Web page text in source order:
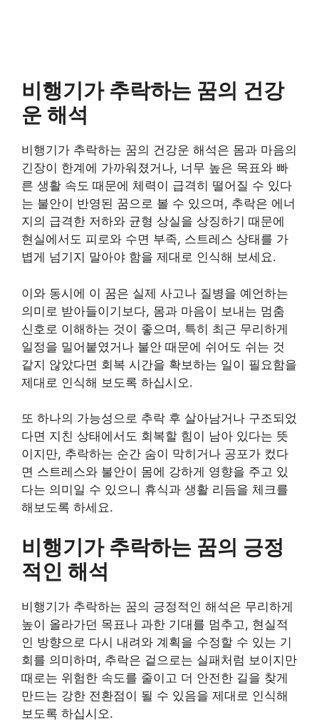
비행기가 추락하는 꿈의 건강
운 해석
비행기가 추락하는 꿈의 건강운 해석은 몸과 마음의
긴장이 한계에 가까워졌거나, 너무 높은 목표와 빠
른 생활 속도 때문에 체력이 급격히 떨어질 수 있다
는 불안이 반영된 꿈으로 볼 수 있으며, 추락은 에너
지의 급격한 저하와 균형 상실을 상징하기 때문에
현실에서도 피로와 수면 부족, 스트레스 상태를 가
볍게 넘기지 말아야 함을 제대로 인식해 보세요.
이와 동시에 이 꿈은 실제 사고나 질병을 예언하는
의미로 받아들이기보다, 몸과 마음이 보내는 멈춤
신호로 이해하는 것이 좋으며, 특히 최근 무리하게
일정을 밀어붙였거나 불안 때문에 쉬어도 쉬는 것
같지 않았다면 회복 시간을 확보하는 일이 필요함을
제대로 인식해 보도록 하십시오.
또 하나의 가능성으로 추락 후 살아남거나 구조되었
다면 지친 상태에서도 회복할 힘이 남아 있다는 뜻
이지만, 추락하는 순간 숨이 막히거나 공포가 컸다
면 스트레스와 불안이 몸에 강하게 영향을 주고 있
다는 의미일 수 있으니 휴식과 생활 리듬을 체크를
해보도록 하세요.
비행기가 추락하는 꿈의 긍정
적인 해석
비행기가 추락하는 꿈의 긍정적인 해석은 무리하게
높이 올라가던 목표나 과한 기대를 멈추고, 현실적
인 방향으로 다시 내려와 계획을 수정할 수 있는 기
회를 의미하며, 추락은 겉으로는 실패처럼 보이지만
때로는 위험한 속도를 줄이고 더 안전한 길을 찾게
만드는 강한 전환점이 될 수 있음을 제대로 인식해
보도록 하십시오.